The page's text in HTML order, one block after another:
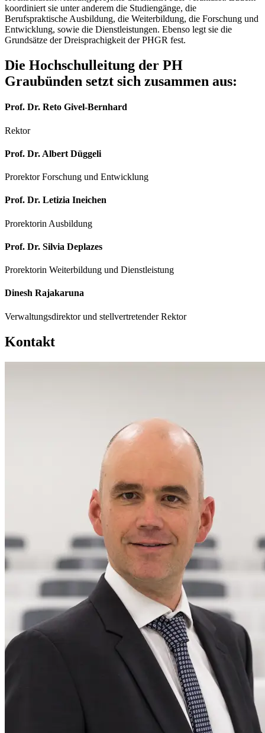
koordiniert sie unter anderem die Studiengänge, die
Berufspraktische Ausbildung, die Weiterbildung, die Forschung und
Entwicklung, sowie die Dienstleistungen. Ebenso legt sie die
Grundsätze der Dreisprachigkeit der PHGR fest.
Die Hochschulleitung der PH
Graubünden setzt sich zusammen aus:
Prof. Dr. Reto Givel-Bernhard
Rektor
Prof. Dr. Albert Düggeli
Prorektor Forschung und Entwicklung
Prof. Dr. Letizia Ineichen
Prorektorin Ausbildung
Prof. Dr. Silvia Deplazes
Prorektorin Weiterbildung und Dienstleistung
Dinesh Rajakaruna
Verwaltungsdirektor und stellvertretender Rektor
Kontakt